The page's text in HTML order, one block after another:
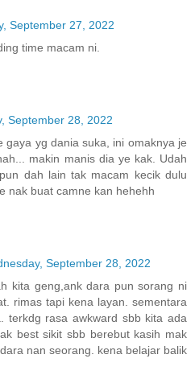
September 27, 2022
time macam ni.
September 28, 2022
gaya yg dania suka, ini omaknya je
makin manis dia ye kak. Udah
dah lain tak macam kecik dulu
nak buat camne kan hehehh
September 28, 2022
kita geng,ank dara pun sorang ni
rimas tapi kena layan. sementara
terkdg rasa awkward sbb kita ada
best sikit sbb berebut kasih mak
nan seorang. kena belajar balik